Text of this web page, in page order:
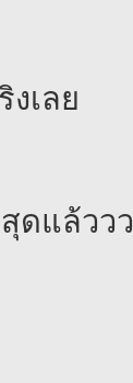
งเลย
ดแล้ววว